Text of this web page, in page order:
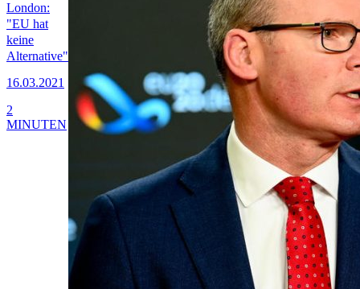
London:
"EU hat
keine
Alternative"
16.03.2021
2
MINUTEN